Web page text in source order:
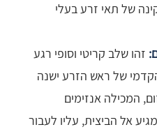
של תאי זרע בעלי
זהו שלב קריטי וסופי רגע
של ראש הזרע ישנה
המכילה אנזימים
אל הביצית, עליו לעבור